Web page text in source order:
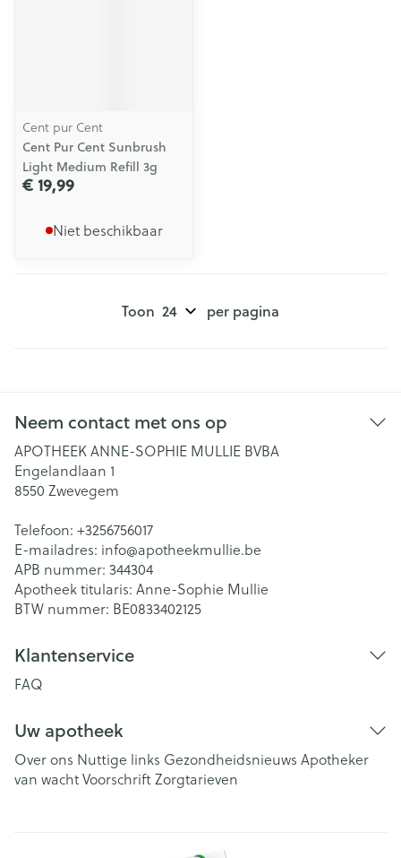
Cent pur Cent
Cent Pur Cent Sunbrush
Light Medium Refill 3g
€ 19,99
Niet beschikbaar
Toon per pagina
Neem contact met ons op
APOTHEEK ANNE-SOPHIE MULLIE BVBA
Engelandlaan 1
8550 Zwevegem
Telefoon: +3256756017
E-mailadres: info@apotheekmullie.be
APB nummer: 344304
Apotheek titularis: Anne-Sophie Mullie
BTW nummer: BE0833402125
Klantenservice
FAQ
Uw apotheek
Over ons Nuttige links Gezondheidsnieuws Apotheker
van wachtVoorschriftZorgtarieven